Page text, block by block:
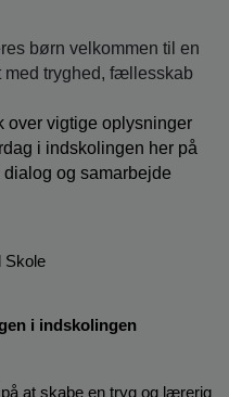
børn velkommen til en
tryghed, fællesskab
over vigtige oplysninger
i indskolingen her på
og samarbejde
Skole
i indskolingen
at skabe en tryg og lærerig